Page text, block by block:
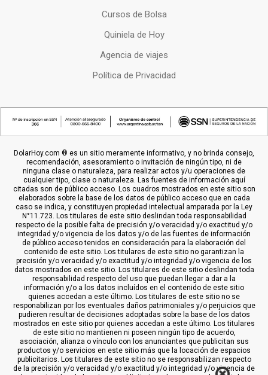
Cursos de Bolsa
Quiniela de Hoy
Agencia de viajes
Política de Privacidad
DolarHoy.com ® es un sitio meramente informativo, y no brinda consejo,
recomendación, asesoramiento o invitación de ningún tipo, ni de
ninguna clase o naturaleza, para realizar actos y/u operaciones de
cualquier tipo, clase o naturaleza. Las fuentes de información aquí
citadas son de público acceso. Los cuadros mostrados en este sitio son
elaborados sobre la base de los datos de público acceso que en cada
caso se indica, y constituyen propiedad intelectual amparada por la Ley
N°11.723. Los titulares de este sitio deslindan toda responsabilidad
respecto de la posible falta de precisión y/o veracidad y/o exactitud y/o
integridad y/o vigencia de los datos y/o de las fuentes de información
de público acceso tenidos en consideración para la elaboración del
contenido de este sitio. Los titulares de este sitio no garantizan la
precisión y/o veracidad y/o exactitud y/o integridad y/o vigencia de los
datos mostrados en este sitio. Los titulares de este sitio deslindan toda
responsabilidad respecto del uso que puedan llegar a dar a la
información y/o a los datos incluídos en el contenido de este sitio
quienes accedan a este último. Los titulares de este sitio no se
responabilizan por los eventuales daños patrimoniales y/o perjuicios que
pudieren resultar de decisiones adoptadas sobre la base de los datos
mostrados en este sitio por quienes accedan a este último. Los titulares
de este sitio no mantienen ni poseen ningún tipo de acuerdo,
asociación, alianza o vínculo con los anunciantes que publicitan sus
productos y/o servicios en este sitio más que la locación de espacios
publicitarios. Los titulares de este sitio no se responsabilizan respecto
de la precisión y/o veracidad y/o exactitud y/o integridad y/o vigencia de